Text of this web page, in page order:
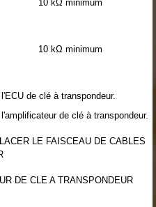
10 kΩ minimum
10 kΩ minimum
de clé à transpondeur.
de clé à transpondeur.
LE FAISCEAU DE CABLES
DE CLE A TRANSPONDEUR